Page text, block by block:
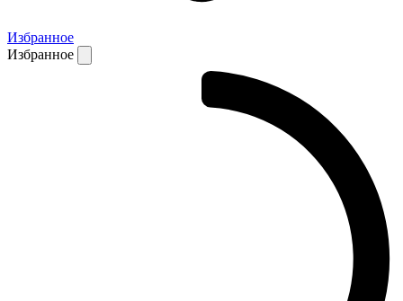
Избранное
Избранное